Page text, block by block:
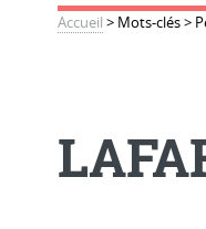
Accueil > Mots-clés>